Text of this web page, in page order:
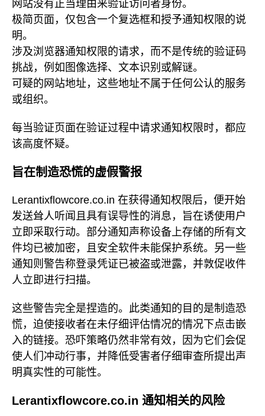
网站没有正当理由来验证访问者身份。
极简页面，仅包含一个复选框和授予通知权限的说
明。
涉及浏览器通知权限的请求，而不是传统的验证码
挑战，例如图像选择、文本识别或解谜。
可疑的网站地址，这些地址不属于任何公认的服务
或组织。
每当验证页面在验证过程中请求通知权限时，都应
该高度怀疑。
旨在制造恐慌的虚假警报
Lerantixflowcore.co.in 在获得通知权限后，便开始
发送耸人听闻且具有误导性的消息，旨在诱使用户
立即采取行动。部分通知声称设备上存储的所有文
件均已被加密，且安全软件未能保护系统。另一些
通知则警告称登录凭证已被盗或泄露，并敦促收件
人立即进行扫描。
这些警告完全是捏造的。此类通知的目的是制造恐
慌，迫使接收者在未仔细评估情况的情况下点击嵌
入的链接。恐吓策略仍然非常有效，因为它们会促
使人们冲动行事，并降低受害者仔细审查所提出声
明真实性的可能性。
Lerantixflowcore.co.in 通知相关的风险